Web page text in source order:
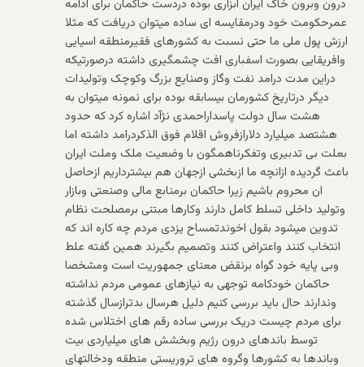
درون وبرون خاک ایران ابزاری بوده دردست حاکمان برای ادامه
عمرحکومت خود ودرمقایسه ای ساده میتوان دریافت که مثلا
ارزش پول ملی ما حتی نسبت به کشورهای فقیرمنطقه اسیایی
وافریقایی بصورت اسفباری افت چشمگیری داشته درصورتیکه
دراین مدت درامد نفت وگاز وصنایع بزرگ وکوچک وتولیدات
دیگر درتاریخ کشورمان بیسابقه بوده برای نمونه میتوان به
هشت سال دولت پاسداراحمدی نژآد اشاره کرد که حدود
هشتصد میلیارد دلارازفروش اقلام فوق الذکردرامد داشته اما
بعلت بی تدبیری وتفکرناهمگون با وضعیت ملک وملت ایران
باعث گردیده ازانچه ما ازبخشی ازجهان هم بیشترداریم ازحاصل
ان محروم باشیم زیرا حاکمان برمنابع مالی وصنعتی وبازار
وتولید داخلی تسلط کامل دارند وکارها مبتنی برمصلحت نظام
تدوین میشود بقول اخوندتمساح یزدی مردم چه کاره اند که
انتخاب کنند واعتراض کنند وتصمیم بگیرند همین گفته علط
وبی پایه خود گواه برنقض معنای جمهوریت است ومشخصا
حاکمان خودکامه توجهی به نیازهای عمومی مردم نداشته
وندارند حال باید بررسی کنیم دلیل هرسال بدترازسال گذشته
برای مردم چیست دریک بررسی ساده رقم های اختلاس شده
توسط باندهای درون رژیم وبخشش های میلیاردی بیت
وباندها به کشورها وگروه های تروریستی منطقه ودخالتهای